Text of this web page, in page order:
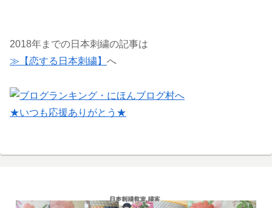
2018年までの日本刺繍の記事は
≫【恋する日本刺繍】 へ
★いつも応援ありがとう★